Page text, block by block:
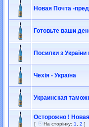
Новая Почта -
Готовьте ваши
Посилки з
Чехія - Україна
Украинская
Осторожно !
[ На сторінку: 1 2 ]